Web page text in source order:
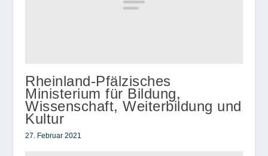
Rheinland-Pfälzisches
Ministerium für Bildung,
Wissenschaft, Weiterbildung und
Kultur
27. Februar 2021